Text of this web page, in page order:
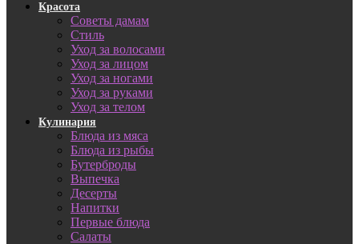
Красота
Советы дамам
Стиль
Уход за волосами
Уход за лицом
Уход за ногами
Уход за руками
Уход за телом
Кулинария
Блюда из мяса
Блюда из рыбы
Бутерброды
Выпечка
Десерты
Напитки
Первые блюда
Салаты